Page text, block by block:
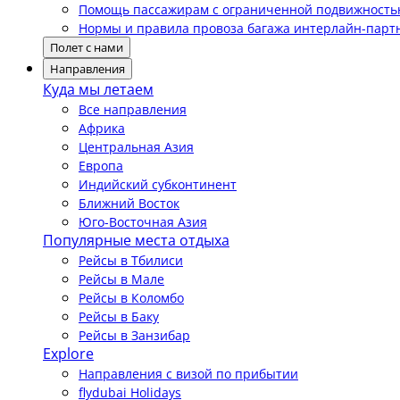
Помощь пассажирам с ограниченной
Нормы и правила провоза багажа интерлайн-
Полет с нами
Направления
Куда мы летаем
Все направления
Африка
Центральная Азия
Европа
Индийский субконтинент
Ближний Восток
Юго-Восточная Азия
Популярные места отдыха
Рейсы в Тбилиси
Рейсы в Мале
Рейсы в Коломбо
Рейсы в Баку
Рейсы в Занзибар
Explore
Направления с визой по прибытии
flydubai Holidays